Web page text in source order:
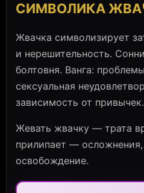
СИМВОЛИКА
Жвачка символизирует
и нерешительность.
болтовня. Ванга:
сексуальная
зависимость от привычек.
Жевать жвачку — трата
прилипает —
освобождение.